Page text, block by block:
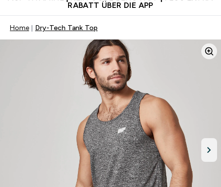
RABATT ÜBER DIE APP
Home Dry-Tech Tank Top